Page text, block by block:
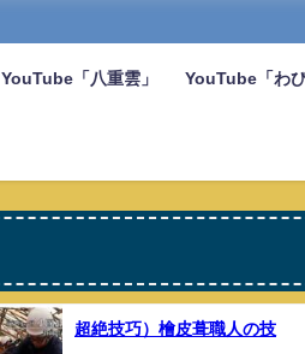
YouTube「八重雲」 YouTube「わび
超絶技巧）檜皮葺職人の技